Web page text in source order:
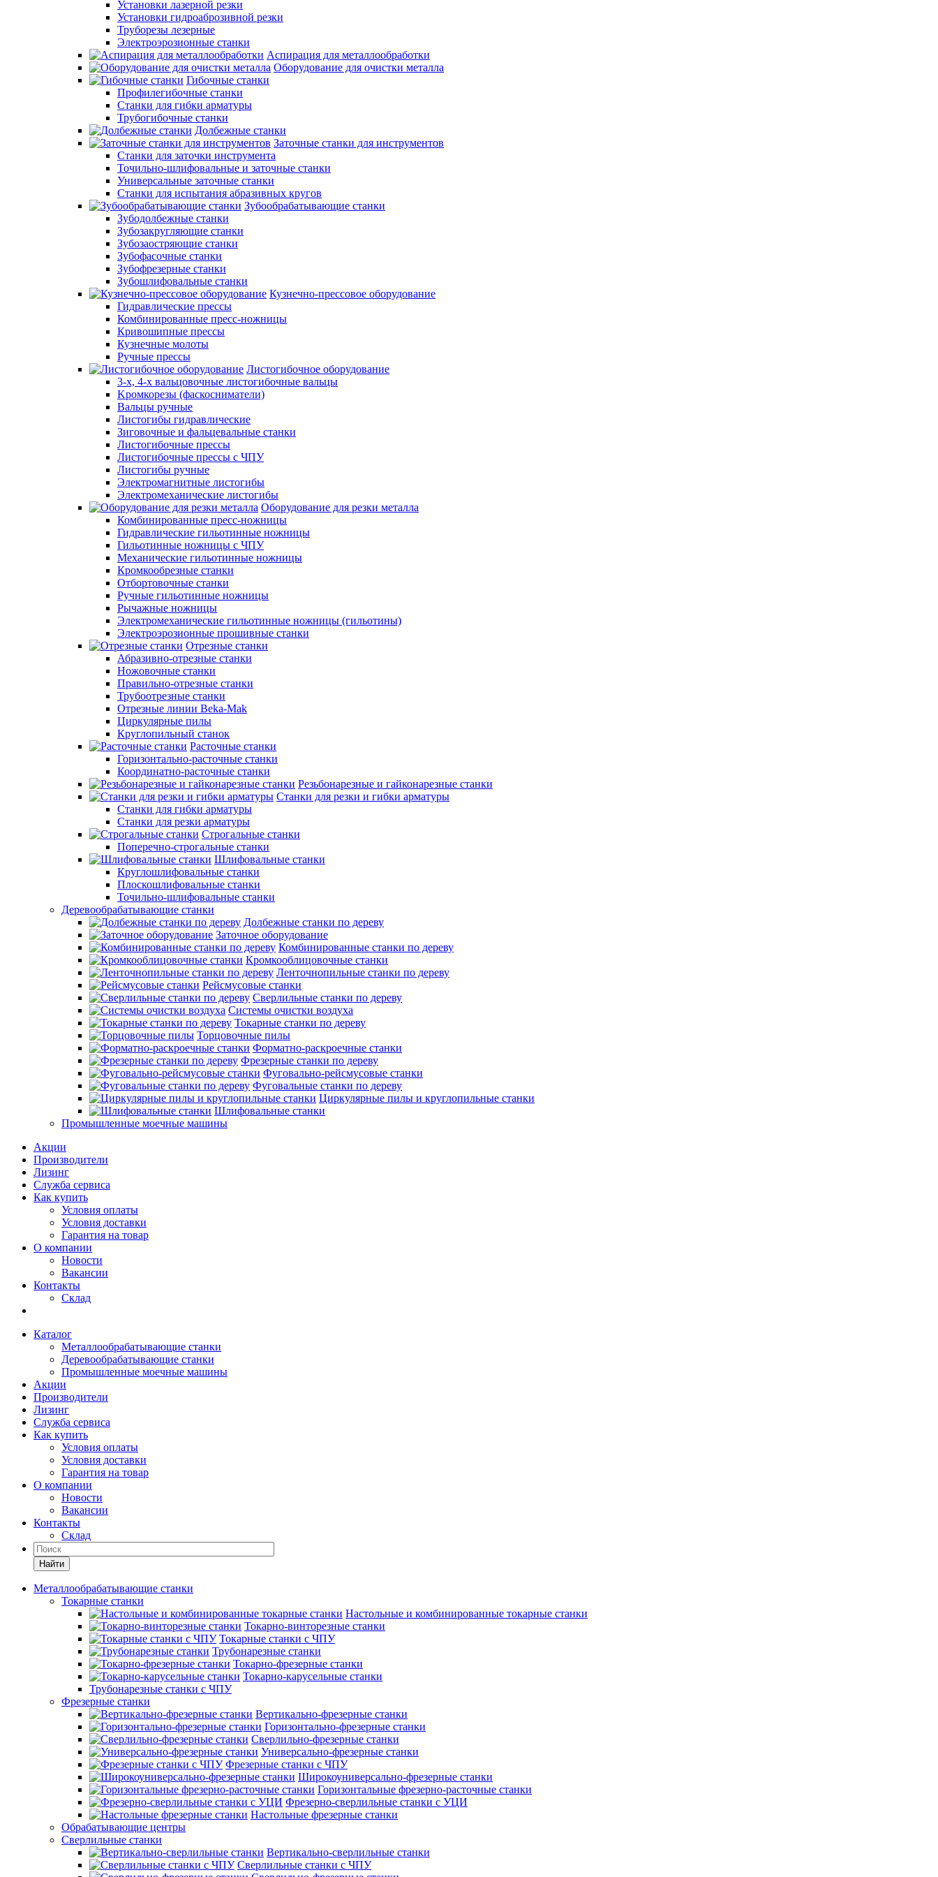
Установки лазерной резки
Установки гидроаброзивной резки
Труборезы лезерные
Электроэрозионные станки
Аспирация для металлообработки
Оборудование для очистки металла
Гибочные станки
Профилегибочные станки
Станки для гибки арматуры
Трубогибочные станки
Долбежные станки
Заточные станки для инструментов
Станки для заточки инструмента
Точильно-шлифовальные и заточные станки
Универсальные заточные станки
Станки для испытания абразивных кругов
Зубообрабатывающие станки
Зубодолбежные станки
Зубозакругляющие станки
Зубозаостряющие станки
Зубофасочные станки
Зубофрезерные станки
Зубошлифовальные станки
Кузнечно-прессовое оборудование
Гидравлические прессы
Комбинированные пресс-ножницы
Кривошипные прессы
Кузнечные молоты
Ручные прессы
Листогибочное оборудование
3-х, 4-х вальцовочные листогибочные вальцы
Kромкорезы (фаскосниматели)
Вальцы ручные
Листогибы гидравлические
Зиговочные и фальцевальные станки
Листогибочные прессы
Листогибочные прессы с ЧПУ
Листогибы ручные
Электромагнитные листогибы
Электромеханические листогибы
Оборудование для резки металла
Комбинированные пресс-ножницы
Гидравлические гильотинные ножницы
Гильотинные ножницы с ЧПУ
Механические гильотинные ножницы
Кромкообрезные станки
Отбортовочные станки
Ручные гильотинные ножницы
Рычажные ножницы
Электромеханические гильотинные ножницы (гильотины)
Электроэрозионные прошивные станки
Отрезные станки
Абразивно-отрезные станки
Ножовочные станки
Правильно-отрезные станки
Трубоотрезные станки
Отрезные линии Beka-Mak
Циркулярные пилы
Круглопильный станок
Расточные станки
Горизонтально-расточные станки
Координатно-расточные станки
Резьбонарезные и гайконарезные станки
Станки для резки и гибки арматуры
Станки для гибки арматуры
Станки для резки арматуры
Строгальные станки
Поперечно-строгальные станки
Шлифовальные станки
Круглошлифовальные станки
Плоскошлифовальные станки
Точильно-шлифовальные станки
Деревообрабатывающие станки
Долбежные станки по дереву
Заточное оборудование
Комбинированные станки по дереву
Кромкооблицовочные станки
Ленточнопильные станки по дереву
Рейсмусовые станки
Сверлильные станки по дереву
Системы очистки воздуха
Токарные станки по дереву
Торцовочные пилы
Форматно-раскроечные станки
Фрезерные станки по дереву
Фуговально-рейсмусовые станки
Фуговальные станки по дереву
Циркулярные пилы и круглопильные станки
Шлифовальные станки
Промышленные моечные машины
Акции
Производители
Лизинг
Служба сервиса
Как купить
Условия оплаты
Условия доставки
Гарантия на товар
О компании
Новости
Вакансии
Контакты
Склад
Каталог
Металлообрабатывающие станки
Деревообрабатывающие станки
Промышленные моечные машины
Акции
Производители
Лизинг
Служба сервиса
Как купить
Условия оплаты
Условия доставки
Гарантия на товар
О компании
Новости
Вакансии
Контакты
Склад
Найти
Металлообрабатывающие станки
Токарные станки
Настольные и комбинированные токарные станки
Токарно-винторезные станки
Токарные станки с ЧПУ
Трубонарезные станки
Токарно-фрезерные станки
Токарно-карусельные станки
Трубонарезные станки с ЧПУ
Фрезерные станки
Вертикально-фрезерные станки
Горизонтально-фрезерные станки
Сверлильно-фрезерные станки
Универсально-фрезерные станки
Фрезерные станки с ЧПУ
Широкоуниверсально-фрезерные станки
Горизонтальные фрезерно-расточные станки
Фрезерно-сверлильные станки с УЦИ
Настольные фрезерные станки
Обрабатывающие центры
Сверлильные станки
Вертикально-сверлильные станки
Сверлильные станки с ЧПУ